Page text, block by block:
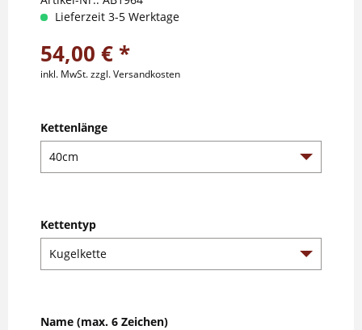
Lieferzeit 3-5 Werktage
54,00 € *
inkl. MwSt.zzgl. Versandkosten
Kettenlänge
Kettentyp
Name (max. 6 Zeichen)